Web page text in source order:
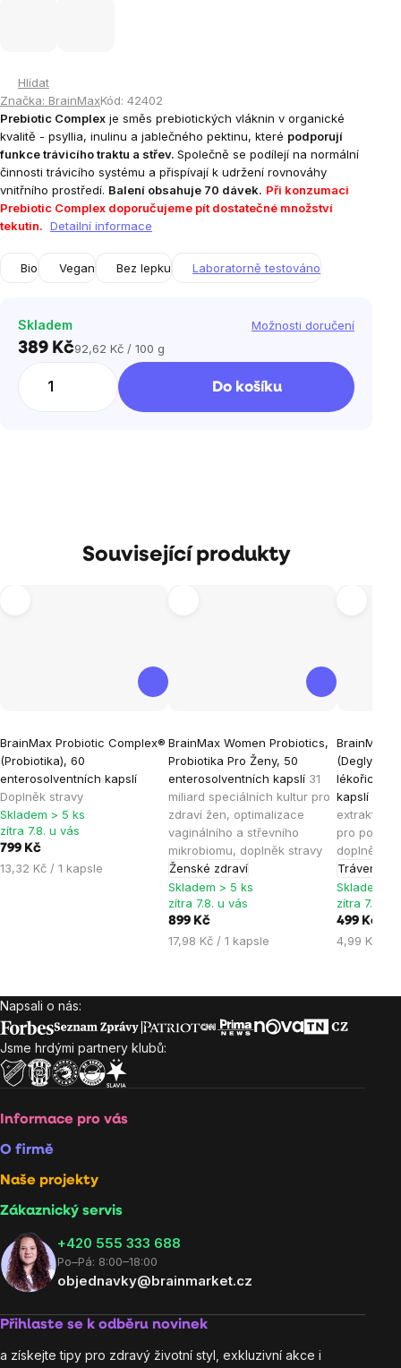
Hlídat
Značka: BrainMaxKód: 42402
Prebiotic Complex je směs prebiotických vláknin v organické
kvalitě - psyllia, inulinu a jablečného pektinu, které podporují
funkce trávicího traktu a střev. Společně se podílejí na normální
činnosti trávicího systému a přispívají k udržení rovnováhy
vnitřního prostředí. Balení obsahuje 70 dávek. Při konzumaci
Prebiotic Complex doporučujeme pít dostatečné množství
tekutin. Detailní informace
Bio Vegan Bez lepku Laboratorně testováno
Skladem Možnosti doručení
389 KčMěrná
92,62 Kč / 100 g
Do košíku
Související produkty
BrainMax Probiotic Complex®
(Probiotika), 60
enterosolventních kapslí
Doplněk stravy
hodnocení
produktu
je
4,8
z
Skladem > 5 ks
zítra 7.8. u vás
799 Kč
Měrná
13,32 Kč / 1 kapsle
BrainMax Women Probiotics,
Probiotika Pro Ženy, 50
enterosolventních kapslí 31
miliard speciálních kultur pro
zdraví žen, optimalizace
vaginálního a střevního
mikrobiomu, doplněk stravy
Ženské zdraví
hodnocení
produktu
je
5,0
z
5
hvězdiček.
Skladem > 5 ks
zítra 7.8. u vás
899 Kč
Měrná
17,98 Kč / 1 kapsle
BrainMax
lékořice),
kapslí
extrakt
pro
doplněk
Trávení,
produktu
je
4,7
z
5
Skladem >
zítra 7.8. u
499 Kč
Měrná
4,99 Kč / 1
Zápatí
Napsali o nás:
Jsme hrdými partnery klubů:
Informace pro vás
O firmě
Naše projekty
Zákaznický servis
‭+420 555 333 688
Po–Pá: 8:00–18:00
objednavky@brainmarket.cz
Přihlaste se k odběru novinek
a získejte tipy pro zdravý životní styl, exkluzivní akce i